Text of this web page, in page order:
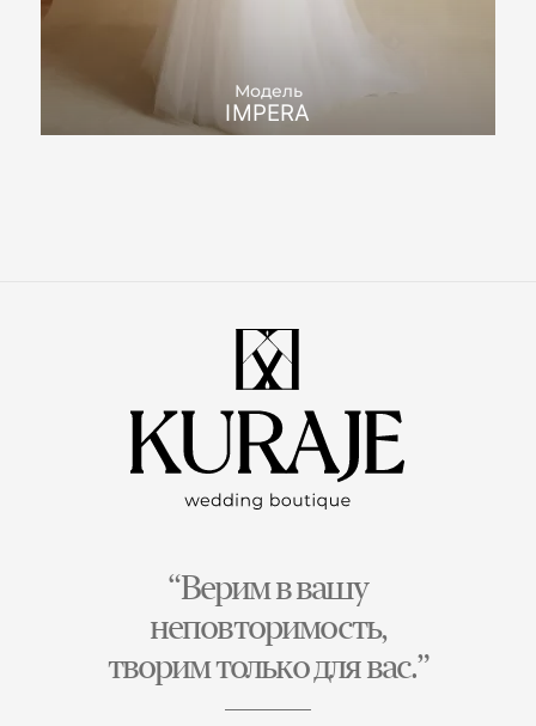
Модель
IMPERA
“Верим в вашу
неповторимость,
творим только для вас.”